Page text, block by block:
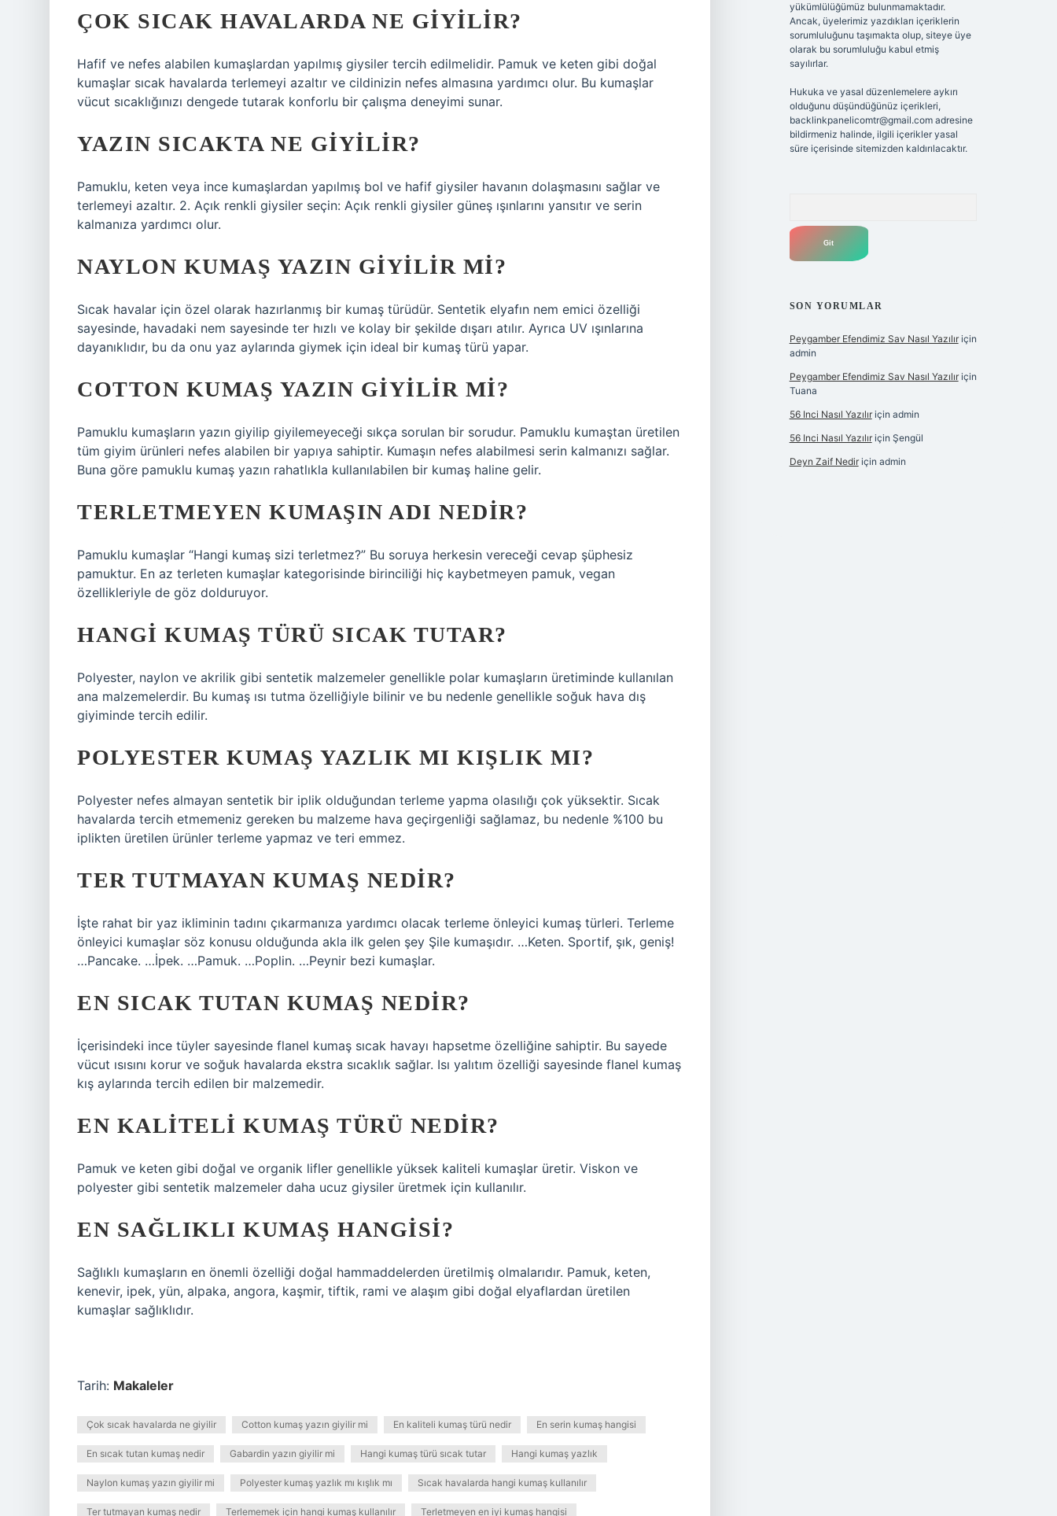
ÇOK SICAK HAVALARDA NE GIYILIR?
Hafif ve nefes alabilen kumaşlardan yapılmış giysiler tercih edilmelidir. Pamuk ve keten gibi doğal
kumaşlar sıcak havalarda terlemeyi azaltır ve cildinizin nefes almasına yardımcı olur. Bu kumaşlar
vücut sıcaklığınızı dengede tutarak konforlu bir çalışma deneyimi sunar.
YAZIN SICAKTA NE GIYILIR?
Pamuklu, keten veya ince kumaşlardan yapılmış bol ve hafif giysiler havanın dolaşmasını sağlar ve
terlemeyi azaltır. 2. Açık renkli giysiler seçin: Açık renkli giysiler güneş ışınlarını yansıtır ve serin
kalmanıza yardımcı olur.
NAYLON KUMAŞ YAZIN GIYILIR MI?
Sıcak havalar için özel olarak hazırlanmış bir kumaş türüdür. Sentetik elyafın nem emici özelliği
sayesinde, havadaki nem sayesinde ter hızlı ve kolay bir şekilde dışarı atılır. Ayrıca UV ışınlarına
dayanıklıdır, bu da onu yaz aylarında giymek için ideal bir kumaş türü yapar.
COTTON KUMAŞ YAZIN GIYILIR MI?
Pamuklu kumaşların yazın giyilip giyilemeyeceği sıkça sorulan bir sorudur. Pamuklu kumaştan üretilen
tüm giyim ürünleri nefes alabilen bir yapıya sahiptir. Kumaşın nefes alabilmesi serin kalmanızı sağlar.
Buna göre pamuklu kumaş yazın rahatlıkla kullanılabilen bir kumaş haline gelir.
TERLETMEYEN KUMAŞIN ADI NEDIR?
Pamuklu kumaşlar “Hangi kumaş sizi terletmez?” Bu soruya herkesin vereceği cevap şüphesiz
pamuktur. En az terleten kumaşlar kategorisinde birinciliği hiç kaybetmeyen pamuk, vegan
özellikleriyle de göz dolduruyor.
HANGI KUMAŞ TÜRÜ SICAK TUTAR?
Polyester, naylon ve akrilik gibi sentetik malzemeler genellikle polar kumaşların üretiminde kullanılan
ana malzemelerdir. Bu kumaş ısı tutma özelliğiyle bilinir ve bu nedenle genellikle soğuk hava dış
giyiminde tercih edilir.
POLYESTER KUMAŞ YAZLIK MI KIŞLIK MI?
Polyester nefes almayan sentetik bir iplik olduğundan terleme yapma olasılığı çok yüksektir. Sıcak
havalarda tercih etmemeniz gereken bu malzeme hava geçirgenliği sağlamaz, bu nedenle %100 bu
iplikten üretilen ürünler terleme yapmaz ve teri emmez.
TER TUTMAYAN KUMAŞ NEDIR?
İşte rahat bir yaz ikliminin tadını çıkarmanıza yardımcı olacak terleme önleyici kumaş türleri. Terleme
önleyici kumaşlar söz konusu olduğunda akla ilk gelen şey Şile kumaşıdır. …Keten. Sportif, şık, geniş!
…Pancake. …İpek. …Pamuk. …Poplin. …Peynir bezi kumaşlar.
EN SICAK TUTAN KUMAŞ NEDIR?
İçerisindeki ince tüyler sayesinde flanel kumaş sıcak havayı hapsetme özelliğine sahiptir. Bu sayede
vücut ısısını korur ve soğuk havalarda ekstra sıcaklık sağlar. Isı yalıtım özelliği sayesinde flanel kumaş
kış aylarında tercih edilen bir malzemedir.
EN KALITELI KUMAŞ TÜRÜ NEDIR?
Pamuk ve keten gibi doğal ve organik lifler genellikle yüksek kaliteli kumaşlar üretir. Viskon ve
polyester gibi sentetik malzemeler daha ucuz giysiler üretmek için kullanılır.
EN SAĞLIKLI KUMAŞ HANGISI?
Sağlıklı kumaşların en önemli özelliği doğal hammaddelerden üretilmiş olmalarıdır. Pamuk, keten,
kenevir, ipek, yün, alpaka, angora, kaşmir, tiftik, rami ve alaşım gibi doğal elyaflardan üretilen
kumaşlar sağlıklıdır.
Tarih: Makaleler
Çok sıcak havalarda ne giyilir Cotton kumaş yazın giyilir mi En kaliteli kumaş türü nedir En serin kumaş hangisi
En sıcak tutan kumaş nedir Gabardin yazın giyilir mi Hangi kumaş türü sıcak tutar Hangi kumaş yazlık
Naylon kumaş yazın giyilir mi Polyester kumaş yazlık mı kışlık mı Sıcak havalarda hangi kumaş kullanılır
Ter tutmayan kumaş nedir Terlememek için hangi kumaş kullanılır Terletmeyen en iyi kumaş hangisi
yükümlülüğümüz bulunmamaktadır.
Ancak, üyelerimiz yazdıkları içeriklerin
sorumluluğunu taşımakta olup, siteye üye
olarak bu sorumluluğu kabul etmiş
sayılırlar.
Hukuka ve yasal düzenlemelere aykırı
olduğunu düşündüğünüz içerikleri,
backlinkpanelicomtr@gmail.comadresine
bildirmeniz halinde, ilgili içerikler yasal
süre içerisinde sitemizden kaldırılacaktır.
SON YORUMLAR
Peygamber Efendimiz Sav Nasıl Yazılıriçin
admin
Peygamber Efendimiz Sav Nasıl Yazılıriçin
Tuana
56 Inci Nasıl Yazılıriçin admin
56 Inci Nasıl Yazılıriçin Şengül
Deyn Zaif Nediriçin admin